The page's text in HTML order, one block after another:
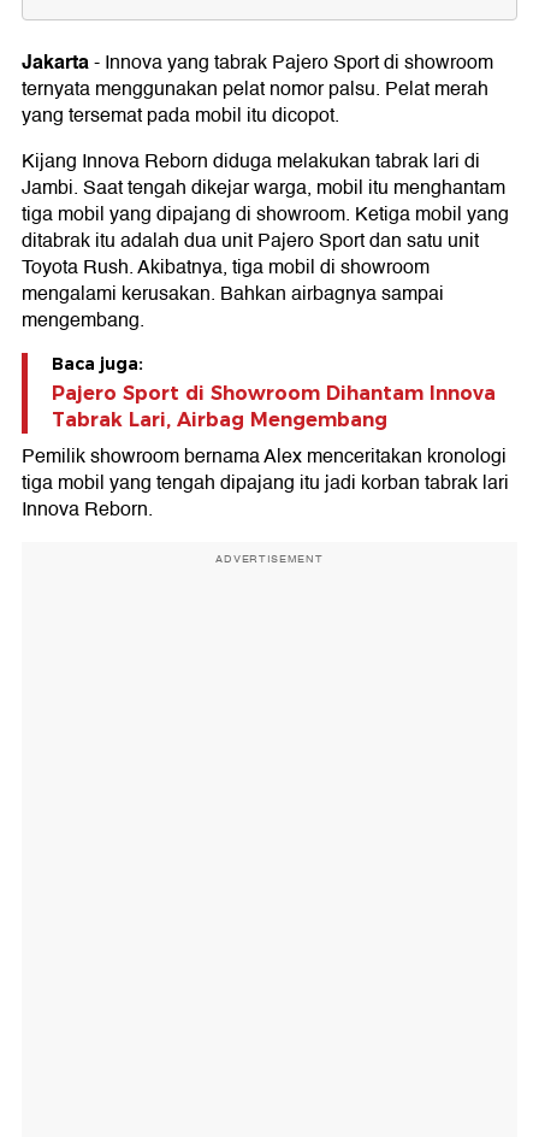
Ancaman Sanksi Pakai Pelat Nomor Palsu
Jakarta-Innova yang tabrak Pajero Sport di showroom
ternyata menggunakan pelat nomor palsu. Pelat merah
yang tersemat pada mobil itu dicopot.
Kijang Innova Reborn diduga melakukan tabrak lari di
Jambi. Saat tengah dikejar warga, mobil itu menghantam
tiga mobil yang dipajang di showroom. Ketiga mobil yang
ditabrak itu adalah dua unit Pajero Sport dan satu unit
Toyota Rush. Akibatnya, tiga mobil di showroom
mengalami kerusakan. Bahkan airbagnya sampai
mengembang.
Baca juga:
Pajero Sport di Showroom Dihantam Innova
Tabrak Lari, Airbag Mengembang
Pemilik showroom bernama Alex menceritakan kronologi
tiga mobil yang tengah dipajang itu jadi korban tabrak lari
Innova Reborn.
ADVERTISEMENT